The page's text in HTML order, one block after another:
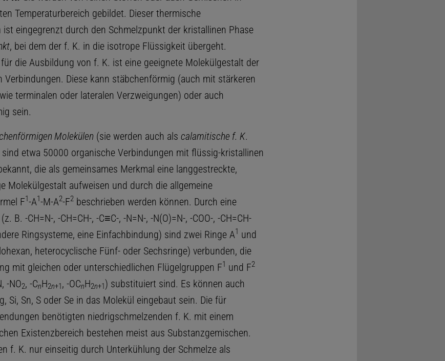
Temperaturbereich gebildet. Dieser thermische
ist eingegrenzt durch den Schmelzpunkt der kristallinen Phase
, bei dem der f. K. in die isotrope Flüssigkeit übergeht.
die Ausbildung von f. K. ist eine geeignete Molekülgestalt der
Verbindungen. Diese kann stäbchenförmig (auch mit stärkeren
terminalen oder lateralen Verzweigungen) oder auch
sein.
Molekülen (sie werden auch als calamitische f. K.
etwa 50000 organische Verbindungen mit flüssig-kristallinen
die als gemeinsames Merkmal eine langgestreckte,
Molekülgestalt aufweisen und durch die allgemeine
F1-A1-M-A2-F2beschrieben werden können. Durch eine
B. -CH=N-, -CH=CH-, -C≡C-, -N=N-, -N(O)=N-, -COO-, -CH=CH-
Ringsysteme, eine Einfachbindung) sind zwei Ringe A1 und
heterocyclische Fünf- oder Sechsringe) verbunden, die
mit gleichen oder unterschiedlichen Flügelgruppen F1 und F2
-NO2, -CnH2n+1 , -OCnH2n+1) substituiert sind. Es können auch
Si, Sn, S oder Se in das Molekül eingebaut sein. Die für
benötigten niedrigschmelzenden f. K. mit einem
Existenzbereich bestehen meist aus Substanzgemischen.
f. K. nur einseitig durch Unterkühlung der Schmelze als